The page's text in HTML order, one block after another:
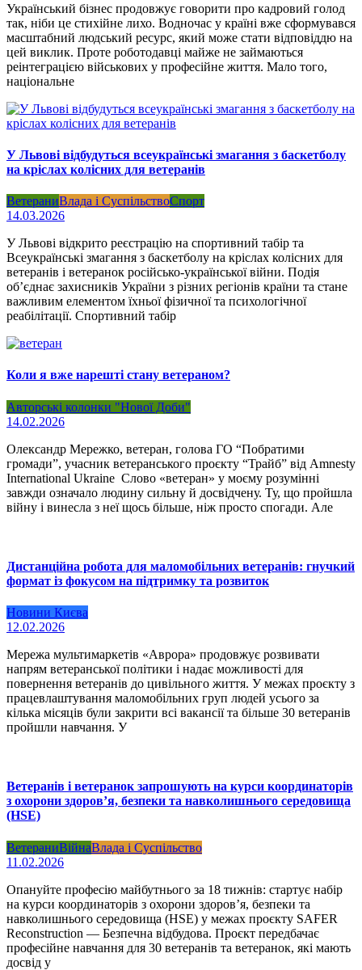
Український бізнес продовжує говорити про кадровий голод
так, ніби це стихійне лихо. Водночас у країні вже сформувався
масштабний людський ресурс, який може стати відповіддю на
цей виклик. Проте роботодавці майже не займаються
реінтеграцією військових у професійне життя. Мало того,
національне
У Львові відбудуться всеукраїнські змагання з баскетболу
на кріслах колісних для ветеранів
ВетераниВлада і СуспільствоСпорт
14.03.2026
У Львові відкрито реєстрацію на спортивний табір та
Всеукраїнські змагання з баскетболу на кріслах колісних для
ветеранів і ветеранок російсько-української війни. Подія
об’єднає захисників України з різних регіонів країни та стане
важливим елементом їхньої фізичної та психологічної
реабілітації. Спортивний табір
Коли я вже нарешті стану ветераном?
Авторські колонки "Нової Доби"
14.02.2026
Олександр Мережко, ветеран, голова ГО “Побратими
громади”, учасник ветеранського проєкту “Трайб” від Amnesty
International Ukraine Слово «ветеран» у моєму розумінні
завжди означало людину сильну й досвідчену. Ту, що пройшла
війну і винесла з неї щось більше, ніж просто спогади. Але
Дистанційна робота для маломобільних ветеранів: гнучкий
формат із фокусом на підтримку та розвиток
Новини Києва
12.02.2026
Мережа мультимаркетів «Аврора» продовжує розвивати
напрям ветеранської політики і надає можливості для
повернення ветеранів до цивільного життя. У межах проєкту з
працевлаштування маломобільних груп людей усього за
кілька місяців були закрити всі вакансії та більше 30 ветеранів
пройшли навчання. У
Ветеранів і ветеранок запрошують на курси координаторів
з охорони здоров’я, безпеки та навколишнього середовища
(HSE)
ВетераниВійнаВлада і Суспільство
11.02.2026
Опануйте професію майбутнього за 18 тижнів: стартує набір
на курси координаторів з охорони здоров’я, безпеки та
навколишнього середовища (HSE) у межах проєкту SAFER
Reconstruction — Безпечна відбудова. Проєкт передбачає
професійне навчання для 30 ветеранів та ветеранок, які мають
досвід у